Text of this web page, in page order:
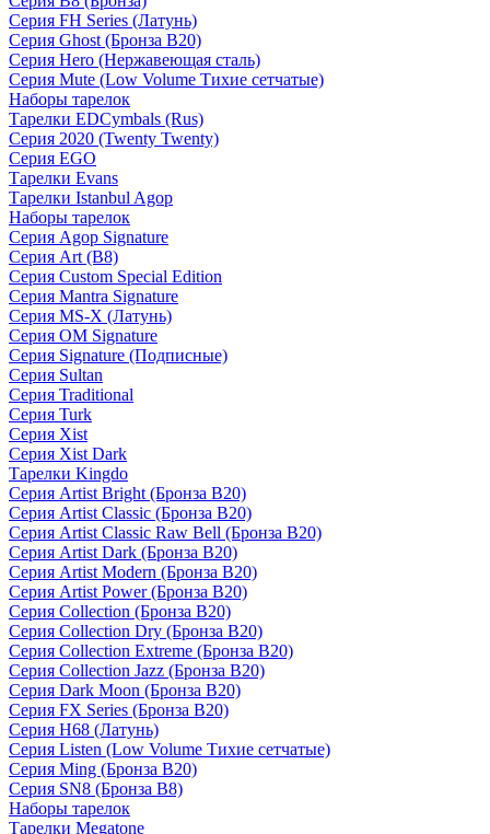
Серия FH Series (Латунь)
Серия Ghost (Бронза B20)
Серия Hero (Нержавеющая сталь)
Серия Mute (Low Volume Тихие сетчатые)
Наборы тарелок
Тарелки EDCymbals (Rus)
Серия 2020 (Twenty Twenty)
Серия EGO
Тарелки Evans
Тарелки Istanbul Agop
Наборы тарелок
Серия Agop Signature
Серия Art (B8)
Серия Custom Special Edition
Серия Mantra Signature
Серия MS-X (Латунь)
Серия OM Signature
Серия Signature (Подписные)
Серия Sultan
Серия Traditional
Серия Turk
Серия Xist
Серия Xist Dark
Тарелки Kingdo
Серия Artist Bright (Бронза B20)
Серия Artist Classic (Бронза B20)
Серия Artist Classic Raw Bell (Бронза B20)
Серия Artist Dark (Бронза B20)
Серия Artist Modern (Бронза B20)
Серия Artist Power (Бронза B20)
Серия Collection (Бронза B20)
Серия Collection Dry (Бронза B20)
Серия Collection Extreme (Бронза B20)
Серия Collection Jazz (Бронза B20)
Серия Dark Moon (Бронза B20)
Серия FX Series (Бронза B20)
Серия H68 (Латунь)
Серия Listen (Low Volume Тихие сетчатые)
Серия Ming (Бронза B20)
Серия SN8 (Бронза B8)
Наборы тарелок
Тарелки Megatone